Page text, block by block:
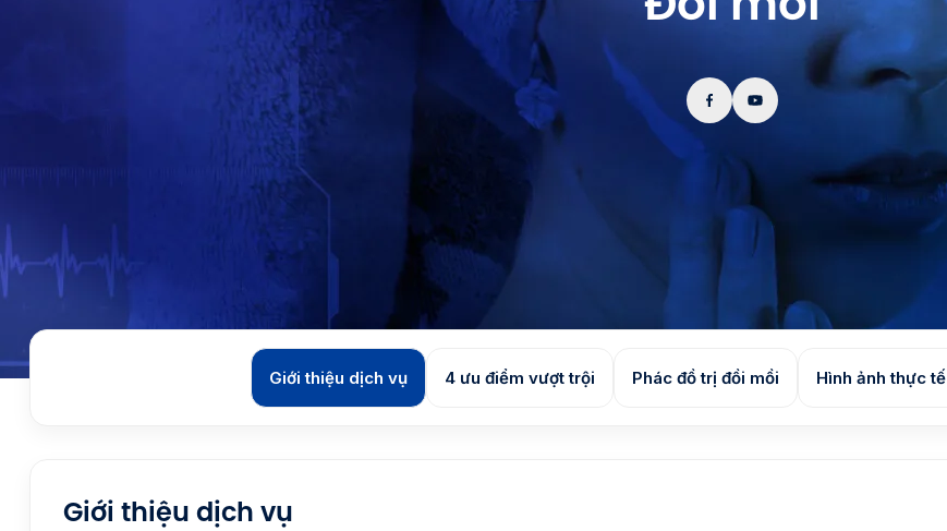
Giới thiệu dịch vụ 4 ưu điểm vượt trội Phác đồ trị đồi mồi Hình ảnh thực tế
Giới thiệu dịch vụ